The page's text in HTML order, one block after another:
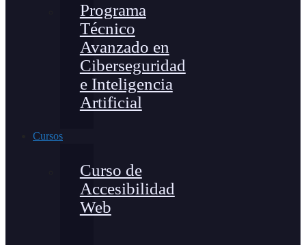
Programa
Técnico
Avanzado en
Ciberseguridad
e Inteligencia
Artificial
Cursos
Curso de
Accesibilidad
Web